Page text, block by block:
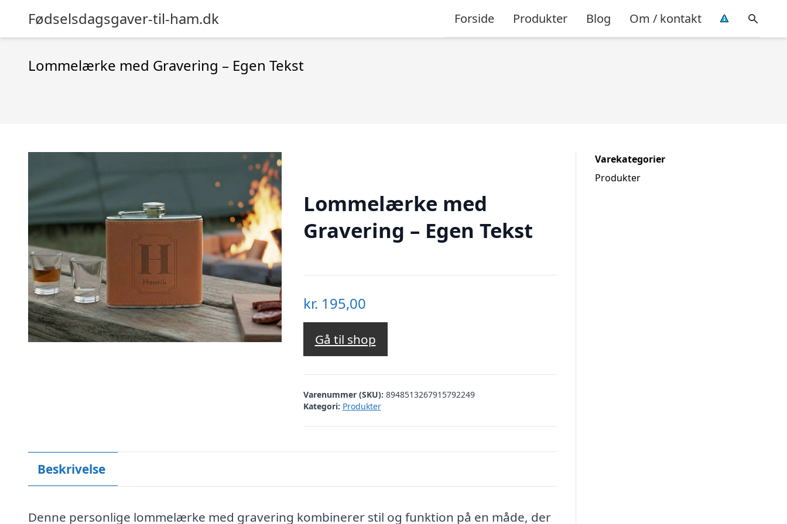
Fødselsdagsgaver-til-ham.dk Forside Produkter Blog Om / kontakt
Lommelærke med Gravering – Egen Tekst
Lommelærke med
Gravering – Egen Tekst
kr. 195,00
Gå til shop
Varenummer (SKU): 8948513267915792249
Kategori: Produkter
Beskrivelse
Denne personlige lommelærke med gravering kombinerer stil og funktion på en måde, der
Varekategorier
Produkter